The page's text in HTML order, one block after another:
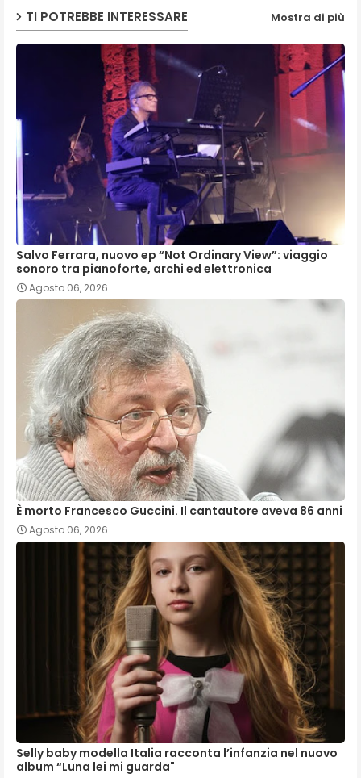
TI POTREBBE INTERESSARE Mostra di più
Salvo Ferrara, nuovo ep “Not Ordinary View”: viaggio
sonoro tra pianoforte, archi ed elettronica
Agosto 06, 2026
È morto Francesco Guccini. Il cantautore aveva 86 anni
Agosto 06, 2026
Selly baby modella Italia racconta l’infanzia nel nuovo
album “Luna lei mi guarda"